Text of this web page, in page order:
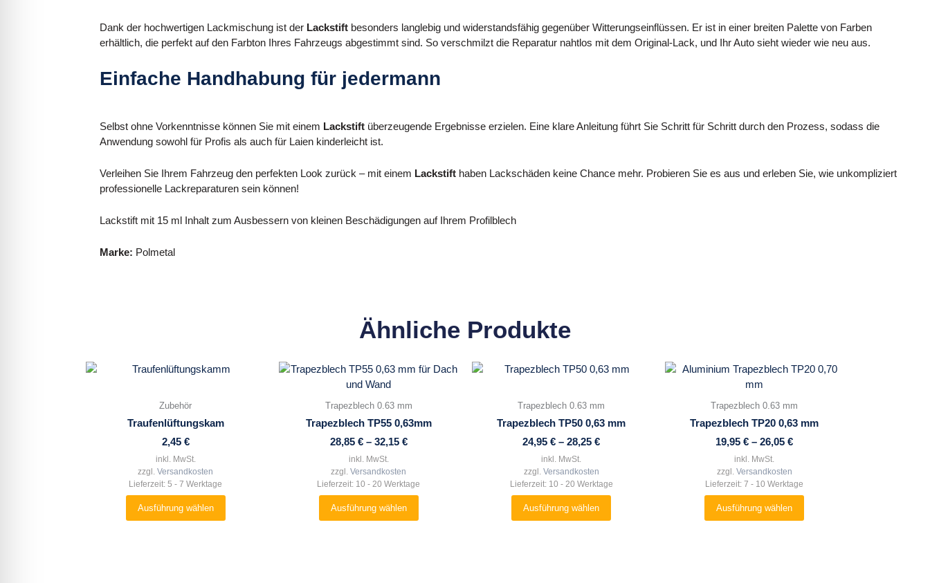
Dank der hochwertigen Lackmischung ist der Lackstift besonders langlebig und widerstandsfähig gegenüber Witterungseinflüssen. Er ist in einer breiten Palette von Farben
erhältlich, die perfekt auf den Farbton Ihres Fahrzeugs abgestimmt sind. So verschmilzt die Reparatur nahtlos mit dem Original-Lack, und Ihr Auto sieht wieder wie neu aus.
Einfache Handhabung für jedermann
Selbst ohne Vorkenntnisse können Sie mit einem Lackstift überzeugende Ergebnisse erzielen. Eine klare Anleitung führt Sie Schritt für Schritt durch den Prozess, sodass die
Anwendung sowohl für Profis als auch für Laien kinderleicht ist.
Verleihen Sie Ihrem Fahrzeug den perfekten Look zurück – mit einem Lackstift haben Lackschäden keine Chance mehr. Probieren Sie es aus und erleben Sie, wie unkompliziert
professionelle Lackreparaturen sein können!
Lackstift mit 15 ml Inhalt zum Ausbessern von kleinen Beschädigungen auf Ihrem Profilblech
Marke: Polmetal
Ähnliche Produkte
Zubehör
Traufenlüftungskam
2,45 €
inkl. MwSt.
zzgl.Versandkosten
Lieferzeit:5 - 7 Werktage
Ausführung wählen
Dieses
Varianten
auf.
Die
Optionen
können
auf
der
Trapezblech 0.63 mm
Trapezblech TP55 0,63mm
28,85 €– 32,15 €
inkl. MwSt.
zzgl.Versandkosten
Lieferzeit: 10 - 20 Werktage
Ausführung wählen
Dieses
Produkt
Varianten
auf.
Die
Optionen
können
auf
der
Trapezblech 0.63 mm
Trapezblech TP50 0,63 mm
24,95€ –28,25€
inkl. MwSt.
zzgl. Versandkosten
Lieferzeit: 10 - 20 Werktage
Ausführung wählen
Dieses
Varianten
auf.
Die
Optionen
können
auf
der
Trapezblech 0.63 mm
Trapezblech TP20 0,63 mm
19,95€ –26,05€
inkl. MwSt.
zzgl. Versandkosten
Lieferzeit:7 - 10 Werktage
Ausführung wählen
Dieses
Produkt
Varianten
auf.
Die
Optionen
können
auf
der